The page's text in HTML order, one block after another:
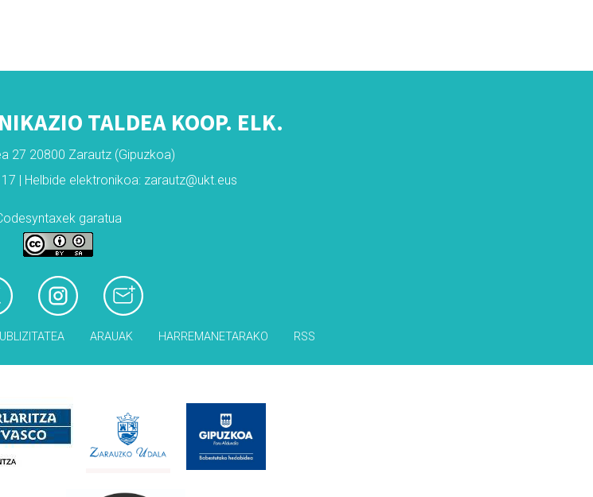
TALDEA KOOP. ELK.
27 20800 Zarautz (Gipuzkoa)
| Helbide elektronikoa: zarautz@ukt.eus
garatua
ARAUAK HARREMANETARAKO RSS